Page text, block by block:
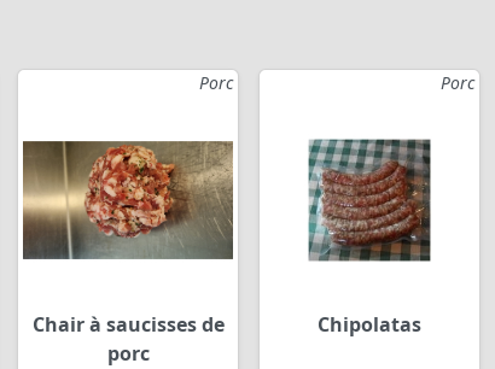
Porc
Chair à saucisses de
porc
Porc
Chipolatas